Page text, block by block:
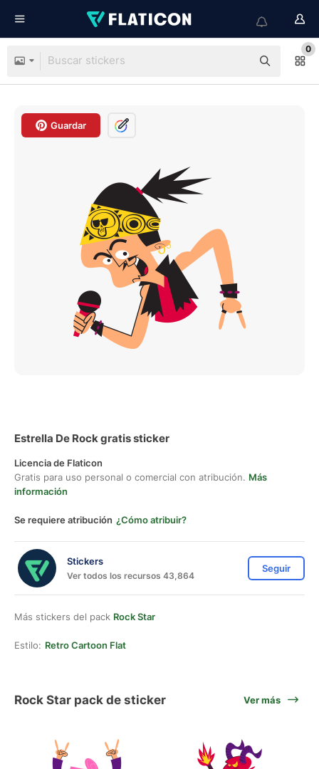
0
Guardar
Estrella De Rock gratis sticker
Licencia de Flaticon
Gratis para uso personal o comercial con atribución. Más
información
Se requiere atribución ¿Cómo atribuir?
Stickers
Ver todos los recursos 43,864
Seguir
Más stickers del pack Rock Star
Estilo: Retro Cartoon Flat
Rock Star pack de sticker Ver más